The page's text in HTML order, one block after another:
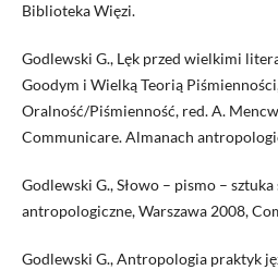
Biblioteka Więzi.
Godlewski G., Lęk przed wielkimi
Goodym i Wielką Teorią
Oralność/Piśmienność, red. A.
Communicare. Almanach
Godlewski G., Słowo – pismo –
antropologiczne, Warszawa 2008,
Godlewski G., Antropologia praktyk